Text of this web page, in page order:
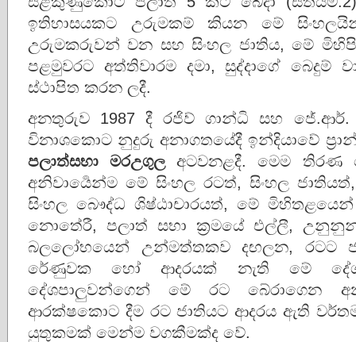
ඉතිහාසයකට උරුමකම් කියන මේ
උරුමකරුවන් වන සහ සිංහල ජාතිය, මේ
පළමුවරට අත්තිවාරම දමා, සුද්දාගේ බෙදුම්
ස්ථාපිත කරන ලදී.
අනතුරුව 1987 දී රජිව් ගාන්ධි සහ
විනාශකොට නුදුරු අනාගතයේදී ඉන්දියාවේ
පලාත්සභා
මරඋගුලඅටවනළදී. මෙම තිරණ
අනිවාර්‍යෙන්ම මේ සිංහල රටත්, සිංහල
සිංහල බෞද්ධ ශිෂ්ඨාචාරයත්, මේ
නොතේරී, පලාත් සභා ක්‍රමයේ එල්ලී,
බලලෝභයෙන් උන්මත්තකව දඟලන, රටට
රේණුවක හෝ ආදරයක් නැති මේ
දේශපාලුවන්ගෙන් මේ රට බේරාගෙන
ආරක්ෂකොට දීම රට ජාතියට ආදරය ඇති
යුතුකමක් මෙන්ම වගකීමක්ද වේ.